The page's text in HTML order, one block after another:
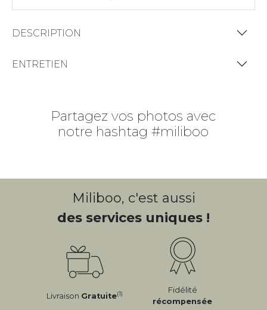
DESCRIPTION
ENTRETIEN
Partagez vos photos avec
notre hashtag #miliboo
Miliboo, c'est aussi
des services uniques !
Livraison Gratuite(1)
Fidélité
récompensée